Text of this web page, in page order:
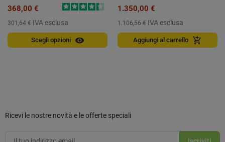
368,00 €
301,64 € IVA esclusa
Scegli opzioni visibility
1.350,00 €
1.106,56 € IVA esclusa
Aggiungi al carrello add_shopping_cart
Ricevi le nostre novità e le offerte speciali